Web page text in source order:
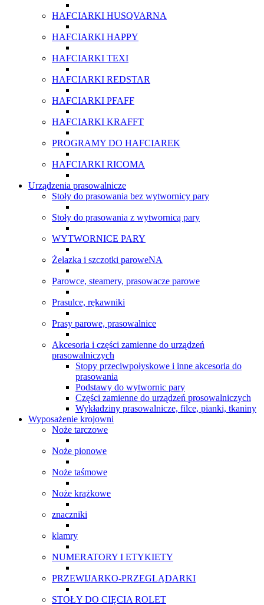
HAFCIARKI HUSQVARNA
HAFCIARKI HAPPY
HAFCIARKI TEXI
HAFCIARKI REDSTAR
HAFCIARKI PFAFF
HAFCIARKI KRAFFT
PROGRAMY DO HAFCIAREK
HAFCIARKI RICOMA
Urządzenia prasowalnicze
Stoły do prasowania bez wytwornicy pary
Stoły do prasowania z wytwornicą pary
WYTWORNICE PARY
Żelazka i szczotki paroweNA
Parowce, steamery, prasowacze parowe
Prasulce, rękawniki
Prasy parowe, prasowalnice
Akcesoria i części zamienne do urządzeń
prasowalniczych
Stopy przeciwpołyskowe i inne akcesoria do
prasowania
Podstawy do wytwornic pary
Części zamienne do urządzeń prosowalniczych
Wykładziny prasowalnicze, filce, pianki, tkaniny
Wyposażenie krojowni
Noże tarczowe
Noże pionowe
Noże taśmowe
Noże krążkowe
znaczniki
klamry
NUMERATORY I ETYKIETY
PRZEWIJARKO-PRZEGLĄDARKI
STOŁY DO CIĘCIA ROLET